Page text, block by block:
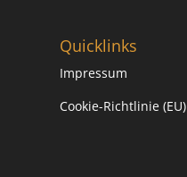
Quicklinks
Impressum
Cookie-Richtlinie (EU)